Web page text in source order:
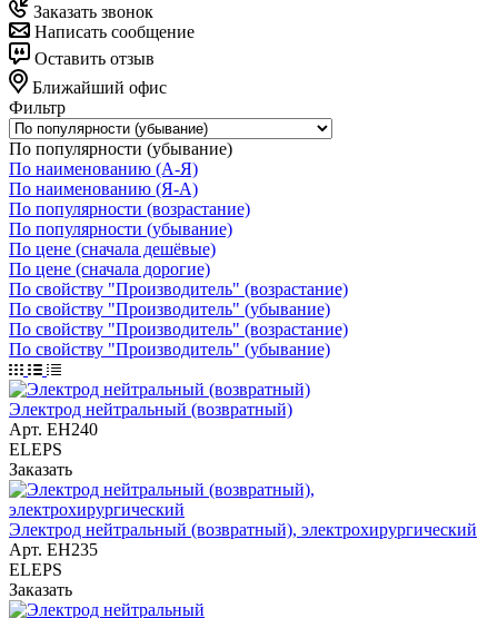
Заказать звонок
Написать сообщение
Оставить отзыв
Ближайший офис
Фильтр
По популярности (убывание)
По наименованию (А-Я)
По наименованию (Я-А)
По популярности (возрастание)
По популярности (убывание)
По цене (сначала дешёвые)
По цене (сначала дорогие)
По свойству "Производитель" (возрастание)
По свойству "Производитель" (убывание)
По свойству "Производитель" (возрастание)
По свойству "Производитель" (убывание)
Электрод нейтральный (возвратный)
Арт. EH240
ELEPS
Заказать
Электрод нейтральный (возвратный), электрохирургический
Арт. EH235
ELEPS
Заказать